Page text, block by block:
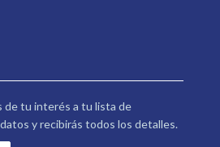
de tu interés a tu lista de
y recibirás todos los detalles.